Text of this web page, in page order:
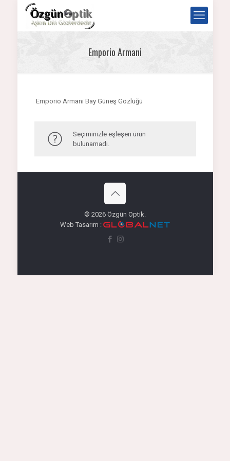
Emporio Armani
Emporio Armani Bay Güneş Gözlüğü
Seçiminizle eşleşen ürün
bulunamadı.
© 2026 Özgün Optik.
Web Tasarım :